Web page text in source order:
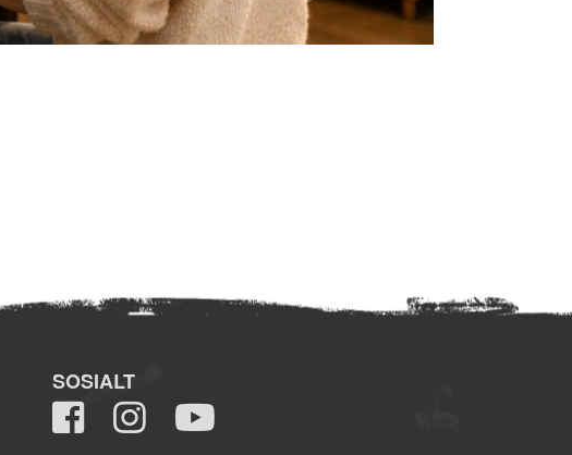
SOSIALT